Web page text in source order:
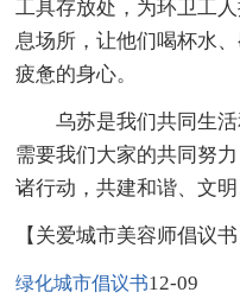
工具存放处，为环卫工
息场所，让他们喝杯水
疲惫的身心。
乌苏是我们共同生活
需要我们大家的共同努
诸行动，共建和谐、文明
【关爱城市美容师倡议
绿化城市倡议书12-09